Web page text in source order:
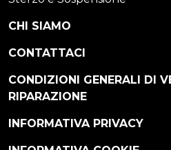
CHI SIAMO
CONTATTACI
CONDIZIONI GENERALI DI
RIPARAZIONE
INFORMATIVA PRIVACY